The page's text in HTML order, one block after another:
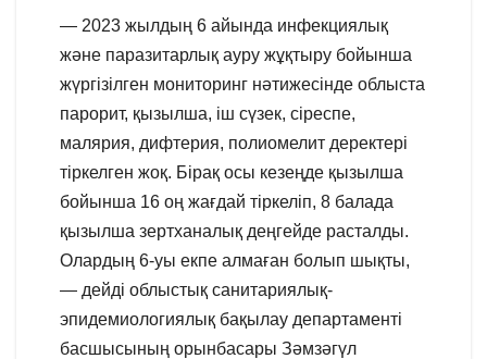
— 2023 жылдың 6 айында инфекциялық
және паразитарлық ауру жұқтыру бойынша
жүргізілген мониторинг нәтижесінде облыста
парорит, қызылша, іш сүзек, сіреспе,
малярия, дифтерия, полиомелит деректері
тіркелген жоқ. Бірақ осы кезеңде қызылша
бойынша 16 оң жағдай тіркеліп, 8 балада
қызылша зертханалық деңгейде расталды.
Олардың 6-уы екпе алмаған болып шықты,
— дейді облыстық санитариялық-
эпидемиологиялық бақылау департаменті
басшысының орынбасары Зәмзәгүл